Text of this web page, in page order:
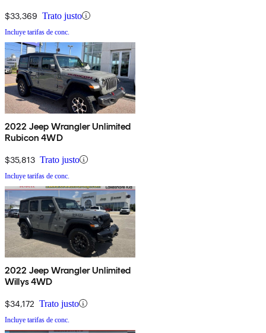
$33,369 Trato justo
Incluye tarifas de conc.
2022 Jeep Wrangler Unlimited
Rubicon 4WD
$35,813 Trato justo
Incluye tarifas de conc.
2022 Jeep Wrangler Unlimited
Willys 4WD
$34,172 Trato justo
Incluye tarifas de conc.